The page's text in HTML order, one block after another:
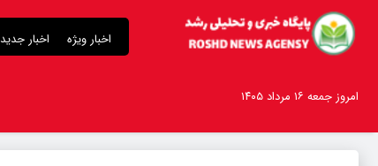
اخبار ویژه اخبار جدید
امروز جمعه ۱۶ مرداد ۱۴۰۵